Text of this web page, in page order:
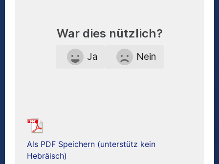
War dies nützlich?
Ja Nein
Als PDF Speichern (unterstütz kein
Hebräisch)